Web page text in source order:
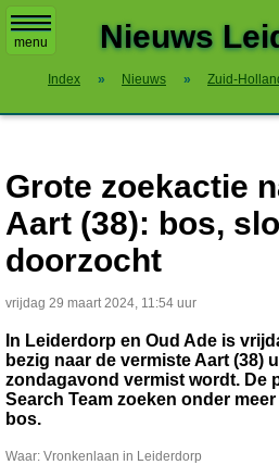
menu Nieuws
Index » Nieuws » Zuid-
Grote zoekactie
Aart (38): bos,
doorzocht
vrijdag 29 maart 2024, 11:54 uur
In Leiderdorp en Oud Ade is
bezig naar de vermiste Aart (38)
zondagavond vermist wordt. De
Search Team zoeken onder
bos.
Waar: Vronkenlaan in Leiderdorp